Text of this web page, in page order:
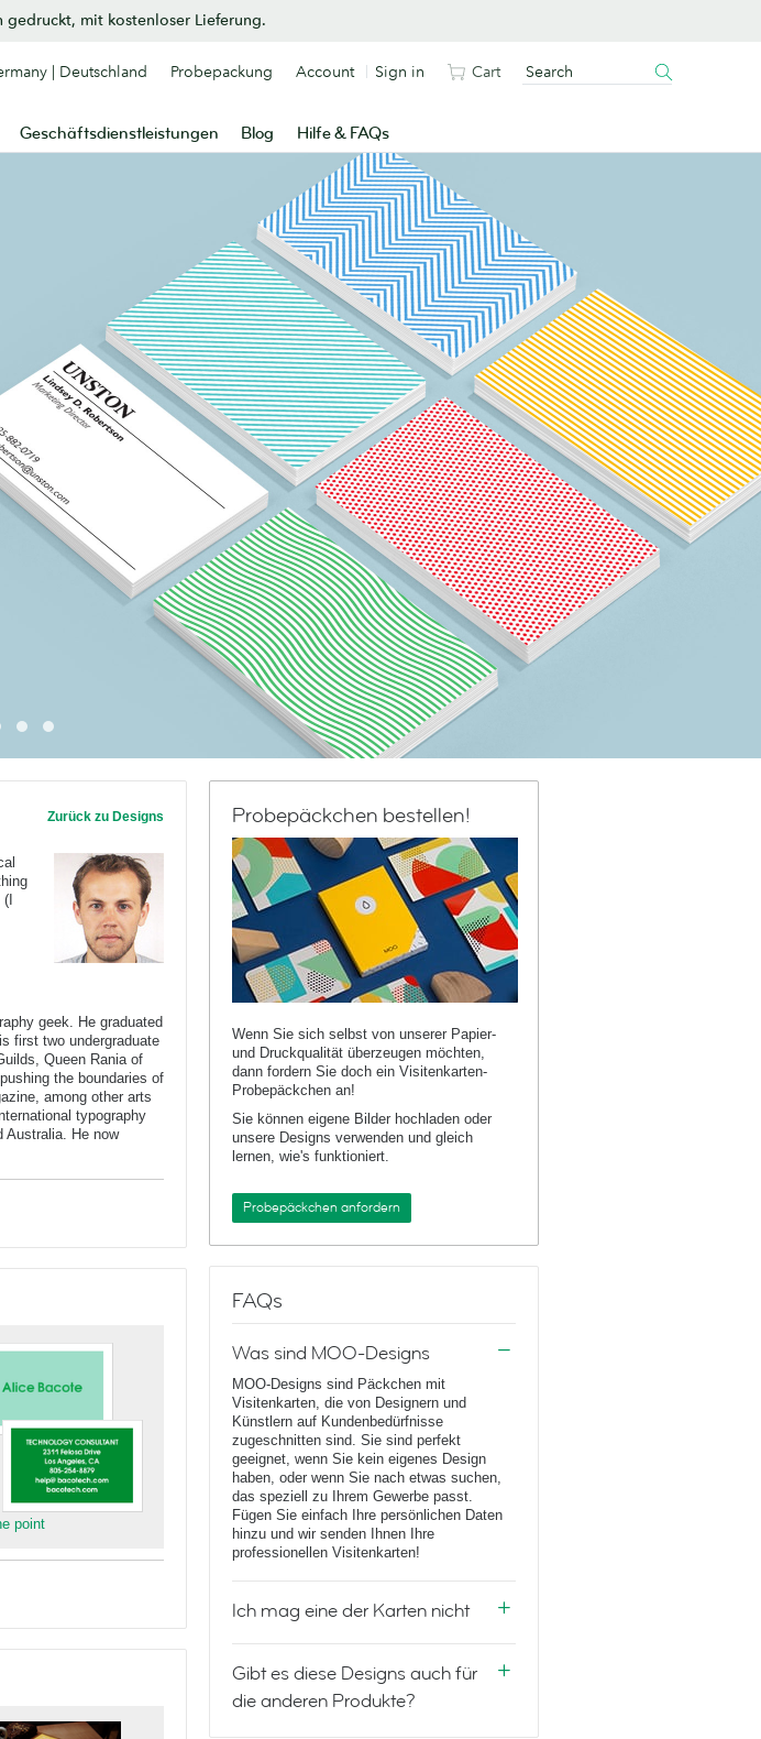
gedruckt, mit kostenloser Lieferung.
Geschäftsdienstleistungen Blog Hilfe & FAQs
| Deutschland Probepackung Account Sign in Cart
Zurück zu Designs
geek. He graduated
first two undergraduate
Queen Rania of
the boundaries of
among other arts
typography
Australia. He now
point
Probepäckchen bestellen!
Wenn Sie sich selbst von unserer Papier-
und Druckqualität überzeugen möchten,
dann fordern Sie doch ein Visitenkarten-
Probepäckchen an!
Sie können eigene Bilder hochladen oder
unsere Designs verwenden und gleich
lernen, wie's funktioniert.
Probepäckchen anfordern
FAQs
Was sind MOO-Designs
MOO-Designs sind Päckchen mit
Visitenkarten, die von Designern und
Künstlern auf Kundenbedürfnisse
zugeschnitten sind. Sie sind perfekt
geeignet, wenn Sie kein eigenes Design
haben, oder wenn Sie nach etwas suchen,
das speziell zu Ihrem Gewerbe passt.
Fügen Sie einfach Ihre persönlichen Daten
hinzu und wir senden Ihnen Ihre
professionellen Visitenkarten!
Ich mag eine der Karten nicht
Gibt es diese Designs auch für
die anderen Produkte?